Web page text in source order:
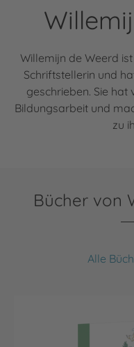
Willemijn de Weerd
Schriftstellerin und
geschrieben. Sie hat
Bildungsarbeit und
zu
Bücher von
Alle